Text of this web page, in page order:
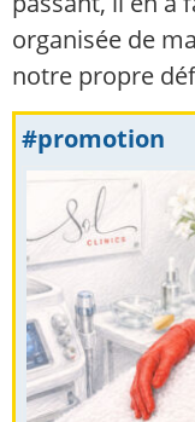
organisée de
notre propre
#promotion